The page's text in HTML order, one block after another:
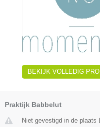
BEKIJK VOLLEDIG
Praktijk Babbelut
Niet gevestigd in de plaats